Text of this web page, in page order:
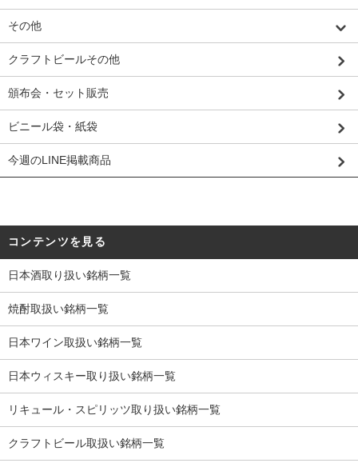
その他
クラフトビールその他
頒布会・セット販売
ビニール袋・紙袋
今週のLINE掲載商品
コンテンツを見る
日本酒取り扱い銘柄一覧
焼酎取扱い銘柄一覧
日本ワイン取扱い銘柄一覧
日本ウィスキー取り扱い銘柄一覧
リキュール・スピリッツ取り扱い銘柄一覧
クラフトビール取扱い銘柄一覧